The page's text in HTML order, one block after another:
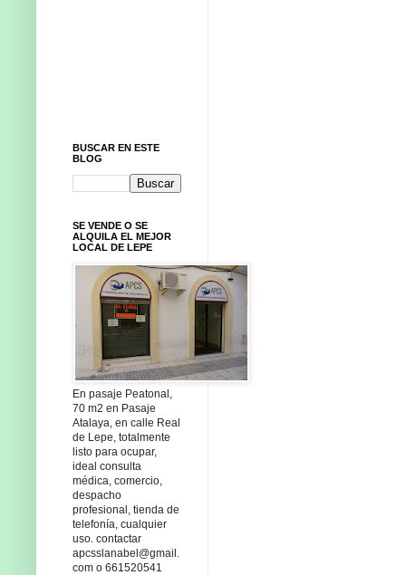
BUSCAR EN ESTE
BLOG
SE VENDE O SE
ALQUILA EL MEJOR
LOCAL DE LEPE
En pasaje Peatonal,
70 m2 en Pasaje
Atalaya, en calle Real
de Lepe, totalmente
listo para ocupar,
ideal consulta
médica, comercio,
despacho
profesional, tienda de
telefonía, cualquier
uso. contactar
apcsslanabel@gmail.
com o 661520541